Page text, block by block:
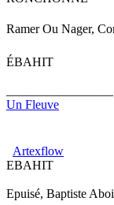
Ramer Ou Nager,
ÉBAHIT
Un Fleuve
Artexflow
EBAHIT
Epuisé, Baptiste